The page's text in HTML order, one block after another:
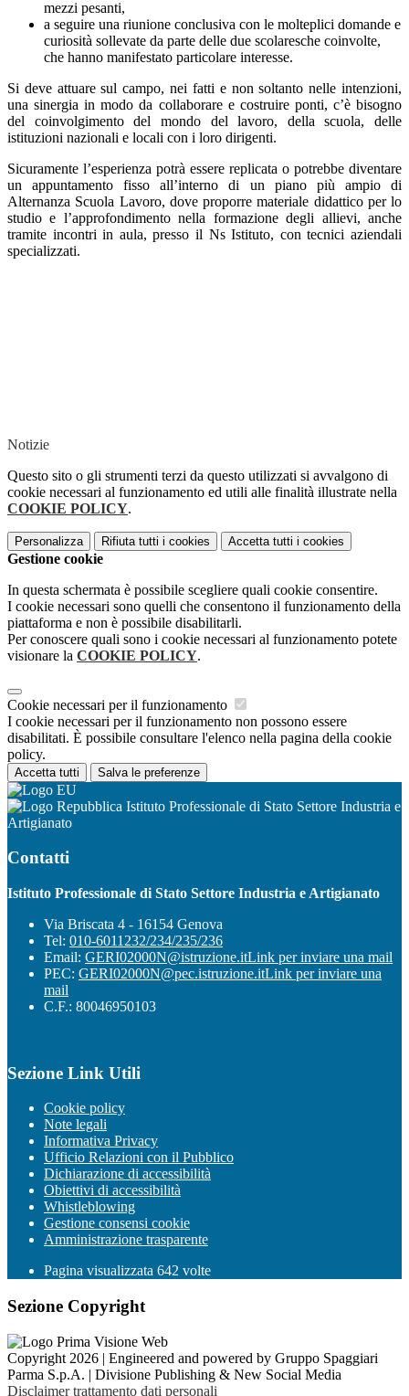
mezzi pesanti,
a seguire una riunione conclusiva con le molteplici domande e
curiosità sollevate da parte delle due scolaresche coinvolte,
che hanno manifestato particolare interesse.
Si deve attuare sul campo, nei fatti e non soltanto nelle intenzioni,
una sinergia in modo da collaborare e costruire ponti, c’è bisogno
del coinvolgimento del mondo del lavoro, della scuola, delle
istituzioni nazionali e locali con i loro dirigenti.
Sicuramente l’esperienza potrà essere replicata o potrebbe diventare
un appuntamento fisso all’interno di un piano più ampio di
Alternanza Scuola Lavoro, dove proporre materiale didattico per lo
studio e l’approfondimento nella formazione degli allievi, anche
tramite incontri in aula, presso il Ns Istituto, con tecnici aziendali
specializzati.
Notizie
Questo sito o gli strumenti terzi da questo utilizzati si avvalgono di
cookie necessari al funzionamento ed utili alle finalità illustrate nella
COOKIE POLICY.
Personalizza Rifiuta tutti i cookies Accetta tutti i cookies
Gestione cookie
In questa schermata è possibile scegliere quali cookie consentire.
I cookie necessari sono quelli che consentono il funzionamento della
piattaforma e non è possibile disabilitarli.
Per conoscere quali sono i cookie necessari al funzionamento potete
visionare la COOKIE POLICY.
Cookie necessari per il funzionamento
I cookie necessari per il funzionamento non possono essere
disabilitati. È possibile consultare l'elenco nella pagina della cookie
policy.
Accetta tutti Salva le preferenze
Istituto Professionale di Stato Settore Industria e
Artigianato
Contatti
Istituto Professionale di Stato Settore Industria e Artigianato
Via Briscata 4 - 16154 Genova
Tel: 010-6011232/234/235/236
Email: GERI02000N@istruzione.itLink per inviare una mail
PEC: GERI02000N@pec.istruzione.itLink per inviare una
mail
C.F.: 80046950103
Sezione Link Utili
Cookie policy
Note legali
Informativa Privacy
Ufficio Relazioni con il Pubblico
Dichiarazione di accessibilità
Obiettivi di accessibilità
Whistleblowing
Gestione consensi cookie
Amministrazione trasparente
Pagina visualizzata 642 volte
Sezione Copyright
Copyright 2026 | Engineered and powered by Gruppo Spaggiari
Parma S.p.A. | Divisione Publishing & New Social Media
Disclaimer trattamento dati personali